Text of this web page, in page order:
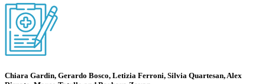
Chiara Gardin, Gerardo Bosco, Letizia Ferroni, Silvia Quartesan, Alex